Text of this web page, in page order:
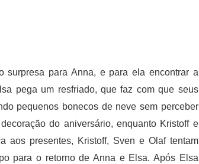
surpresa para Anna, e para ela encontrar a
pega um resfriado, que faz com que seus
pequenos bonecos de neve sem perceber
do aniversário, enquanto Kristoff e
aos presentes, Kristoff, Sven e Olaf tentam
para o retorno de Anna e Elsa. Após Elsa